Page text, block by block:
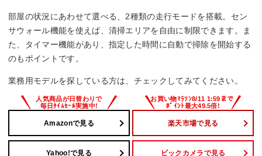
部屋の状況にあわせて選べる、2種類の走行モードを搭載。セン
サウォール機能を使えば、清掃エリアを自由に制限できます。ま
た、タイマー機能があり、指定した時間に自動で掃除を開始する
のもポイントです。
業務用モデルを探している方は、チェックしてみてください。
Amazonで見る 楽天市場で見る
Yahoo!で見る ビックカメラで見る